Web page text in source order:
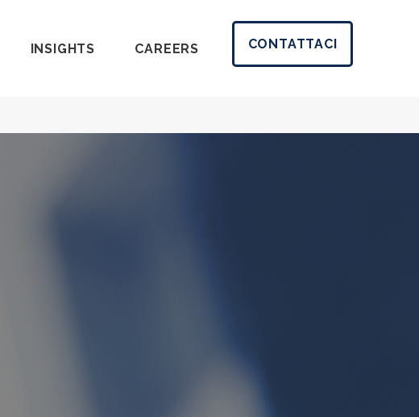
INSIGHTS CAREERS CONTATTACI